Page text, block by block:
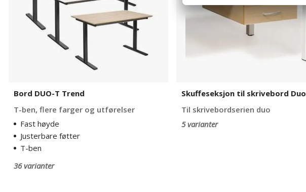
Bord DUO-T Trend
T-ben, flere farger og utførelser
Fast høyde
Justerbare føtter
T-ben
36 varianter
Skuffeseksjon til skrivebord Duo
Til skrivebordserien duo
5 varianter